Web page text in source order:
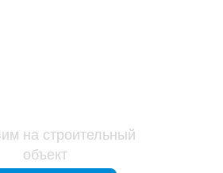
на строительный
объект